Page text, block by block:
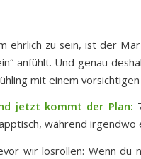
ehrlich zu sein, ist der
anfühlt. Und genau
mit einem
jetzt kommt der Plan:
während irgendwo
wir losrollen: Wenn du